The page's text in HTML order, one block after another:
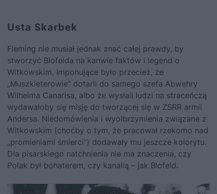
Usta Skarbek
Fleming nie musiał jednak znać całej prawdy, by
stworzyć Blofelda na kanwie faktów i legend o
Witkowskim. Imponujące było przecież, że
„Muszkieterowie” dotarli do samego szefa Abwehry
Wilhelma Canarisa, albo że wysłali ludzi na straceńczą
wydawałoby się misję do tworzącej się w ZSRR armii
Andersa. Niedomówienia i wyolbrzymienia związane z
Witkowskim (choćby o tym, że pracował rzekomo nad
„promieniami śmierci”) dodawały mu jeszcze kolorytu.
Dla pisarskiego natchnienia nie ma znaczenia, czy
Polak był bohaterem, czy kanalią – jak Blofeld.